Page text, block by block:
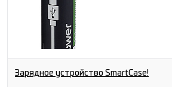
Зарядное устройство SmartCase!